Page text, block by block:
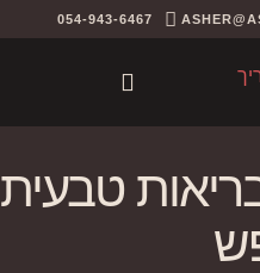
054-943-6467
טבעית